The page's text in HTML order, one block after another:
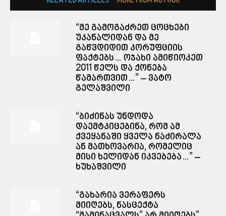
“მე გამოგაძრეთ ცოცხები
უკანალიდან და მე
გაწვდიდით კორუფციის
ფაქტებს… ოჯახი ამიწიოკეთ
2011 წელს და ქონება
წამართვით…” – ვატო
გელაშვილი
“ბიძინას უნდოდა
დაემტკიცებინა, რომ ამ
ქვეყანაში ყველა ნაძირალა
ან მათხოვარია, რომელიც
მისი ხელიდან იკვებება…” –
ხუხაშვილი
“გახარია ვერაფერს
მიიღებს, ნასცექტა